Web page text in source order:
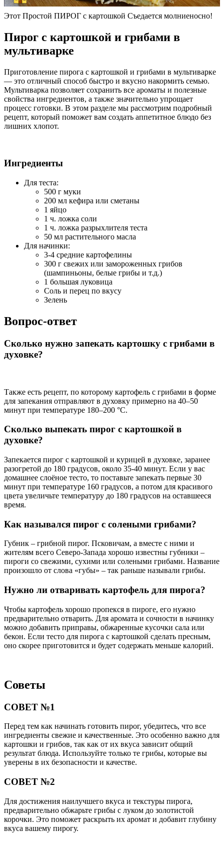
Этот Простой ПИРОГ с картошкой Съедается молниеносно!
Пирог с картошкой и грибами в
мультиварке
Приготовление пирога с картошкой и грибами в мультиварке
— это отличный способ быстро и вкусно накормить семью.
Мультиварка позволяет сохранить все ароматы и полезные
свойства ингредиентов, а также значительно упрощает
процесс готовки. В этом разделе мы рассмотрим подробный
рецепт, который поможет вам создать аппетитное блюдо без
лишних хлопот.
Ингредиенты
Для теста:
500 г муки
200 мл кефира или сметаны
1 яйцо
1 ч. ложка соли
1 ч. ложка разрыхлителя теста
50 мл растительного масла
Для начинки:
3-4 средние картофелины
300 г свежих или замороженных грибов
(шампиньоны, белые грибы и т.д.)
1 большая луковица
Соль и перец по вкусу
Зелень
Вопрос-ответ
Сколько нужно запекать картошку с грибами в
духовке?
Также есть рецепт, по которому картофель с грибами в форме
для запекания отправляют в духовку примерно на 40–50
минут при температуре 180–200 °С.
Сколько выпекать пирог с картошкой в
духовке?
Запекается пирог с картошкой и курицей в духовке, заранее
разогретой до 180 градусов, около 35-40 минут. Если у вас
домашнее слоёное тесто, то поставьте запекать первые 30
минут при температуре 160 градусов, а потом для красивого
цвета увеличьте температуру до 180 градусов на оставшееся
время.
Как назывался пирог с солеными грибами?
Губник – грибной пирог. Псковичам, а вместе с ними и
жителям всего Северо-Запада хорошо известны губники –
пироги со свежими, сухими или солеными грибами. Название
произошло от слова «губы» – так раньше называли грибы.
Нужно ли отваривать картофель для пирога?
Чтобы картофель хорошо пропекся в пироге, его нужно
предварительно отварить. Для аромата и сочности в начинку
можно добавить приправы, обжаренные кусочки сала или
бекон. Если тесто для пирога с картошкой сделать пресным,
оно скорее приготовится и будет содержать меньше калорий.
Советы
СОВЕТ №1
Перед тем как начинать готовить пирог, убедитесь, что все
ингредиенты свежие и качественные. Это особенно важно для
картошки и грибов, так как от их вкуса зависит общий
результат блюда. Используйте только те грибы, которые вы
уверены в их безопасности и качестве.
СОВЕТ №2
Для достижения наилучшего вкуса и текстуры пирога,
предварительно обжарьте грибы с луком до золотистой
корочки. Это поможет раскрыть их аромат и добавит глубину
вкуса вашему пирогу.